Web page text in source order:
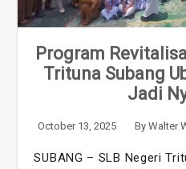
Program
Trituna Subang
Jadi
October 13, 2025 By Walter
SUBANG – SLB Negeri